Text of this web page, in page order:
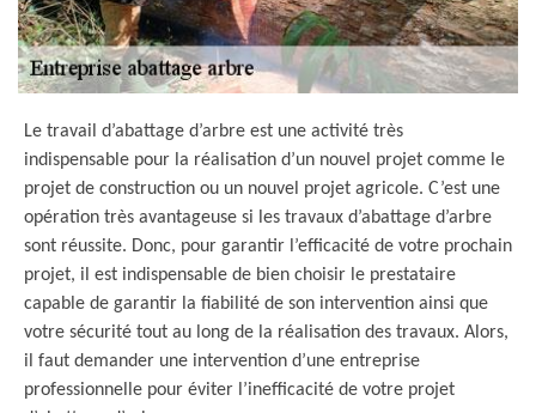
Le travail d’abattage d’arbre est une activité très
indispensable pour la réalisation d’un nouvel projet comme le
projet de construction ou un nouvel projet agricole. C’est une
opération très avantageuse si les travaux d’abattage d’arbre
sont réussite. Donc, pour garantir l’efficacité de votre prochain
projet, il est indispensable de bien choisir le prestataire
capable de garantir la fiabilité de son intervention ainsi que
votre sécurité tout au long de la réalisation des travaux. Alors,
il faut demander une intervention d’une entreprise
professionnelle pour éviter l’inefficacité de votre projet